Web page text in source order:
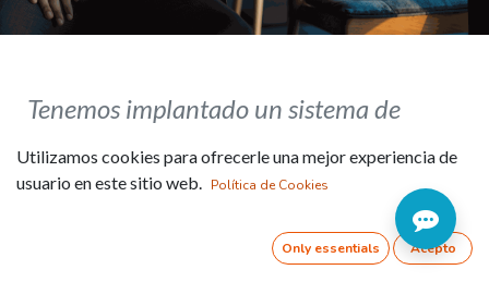
Tenemos implantado un sistema de
gestión de calidad según norma ISO
9001 para asegurar un control de
Utilizamos cookies para ofrecerle una mejor experiencia de
usuario en este sitio web. Política de Cookies
Only essentials Acepto